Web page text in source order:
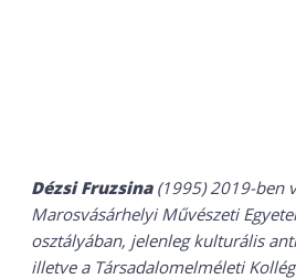
Dézsi Fruzsina(1995) 2019-ben
Marosvásárhelyi Művészeti
osztályában, jelenleg kulturális
illetve a Társadalomelméleti